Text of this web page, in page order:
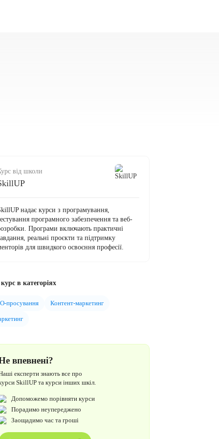
від школи
надає курси з програмування,
програмного забезпечення та веб-
Програми включають практичні
реальні проєкти та підтримку
для швидкого освоєння професії.
в категоріях
просування Контент-маркетинг
впевнені?
експерти знають все про
SkillUP та курси інших шкіл.
Допоможемо порівняти курси
Порадимо неупереджено
Заощадимо час та гроші